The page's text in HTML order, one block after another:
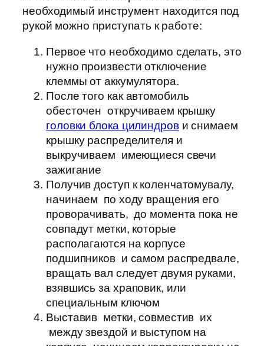
необходимый инструмент находится под
рукой можно приступать к работе:
Первое что необходимо сделать, это
нужно произвести отключение
клеммы от аккумулятора.
После того как автомобиль
обесточен откручиваем крышку
головки блока цилиндрови снимаем
крышку распределителя и
выкручиваем имеющиеся свечи
зажигание
Получив доступ к коленчатомувалу,
начинаем по ходу вращения его
проворачивать, до момента пока не
совпадут метки, которые
располагаются на корпусе
подшипников и самом распредвале,
вращать вал следует двумя руками,
взявшись за храповик, или
специальным ключом
Выставив метки, совместив их
между звездой и выступом на